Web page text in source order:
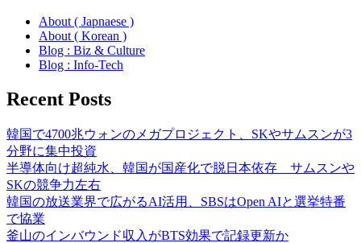
About ( Japnaese )
About ( Korean )
Blog : Biz & Culture
Blog : Info-Tech
Recent Posts
韓国で4700兆ウォンのメガプロジェクト、SKやサムスンが3
分野に集中投資
半導体向け超純水、韓国が国産化で脱日本依存 サムスンや
SKの競争力左右
韓国の放送業界で広がるAI活用、SBSはOpen AIと選挙特番
で協業
釜山のインバウンド収入がBTS効果で記録更新か